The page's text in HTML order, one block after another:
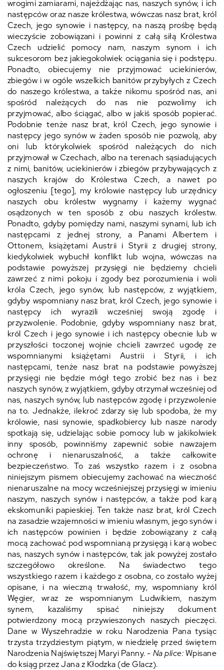
wrogimi zamiarami, najeżdżając nas, naszych synów, i ich
następców oraz nasze królestwa, wówczas nasz brat, król
Czech, jego synowie i następcy, na naszą prośbę będą
wieczyście zobowiązani i powinni z całą siłą Królestwa
Czech udzielić pomocy nam, naszym synom i ich
sukcesorom bez jakiegokolwiek ociągania się i podstępu.
Ponadto, obiecujemy nie przyjmować uciekinierów,
zbiegów i w ogóle wszelkich banitów przybyłych z Czech
do naszego królestwa, a także nikomu spośród nas, ani
spośród należących do nas nie pozwolimy ich
przyjmować, albo ściągać, albo w jakiś sposób popierać.
Podobnie tenże nasz brat, król Czech, jego synowie i
następcy jego synów w żaden sposób nie pozwolą, aby
oni lub którykolwiek spośród należących do nich
przyjmował w Czechach, albo na terenach sąsiadujących
z nimi, banitów, uciekinierów i zbiegów przybywających z
naszych krajów do Królestwa Czech, a nawet po
ogłoszeniu [tego], my królowie następcy lub urzędnicy
naszych obu królestw wygnamy i każemy wygnać
osądzonych w ten sposób z obu naszych królestw.
Ponadto, gdyby pomiędzy nami, naszymi synami, lub ich
następcami z jednej strony, a Panami Albertem i
Ottonem, książętami Austrii i Styrii z drugiej strony,
kiedykolwiek wybuchł konflikt lub wojna, wówczas na
podstawie powyższej przysięgi nie będziemy chcieli
zawrzeć z nimi pokoju i zgody bez porozumienia i woli
króla Czech, jego synów, lub następców, z wyjątkiem,
gdyby wspomniany nasz brat, król Czech, jego synowie i
następcy ich wyrazili wcześniej swoją zgodę i
przyzwolenie. Podobnie, gdyby wspomniany nasz brat,
król Czech i jego synowie i ich następcy obecnie lub w
przyszłości toczonej wojnie chcieli zawrzeć ugodę ze
wspomnianymi książętami Austrii i Styrii, i ich
następcami, tenże nasz brat na podstawie powyższej
przysięgi nie będzie mógł tego zrobić bez nas i bez
naszych synów, z wyjątkiem, gdyby otrzymał wcześniej od
nas, naszych synów, lub następców zgodę i przyzwolenie
na to. Jednakże, ilekroć zdarzy się lub spodoba, że my
królowie, nasi synowie, spadkobiercy lub nasze narody
spotkają się, udzielając sobie pomocy lub w jakikolwiek
inny sposób, powinniśmy zapewnić sobie nawzajem
ochronę i nienaruszalność, a także całkowite
bezpieczeństwo. To zaś wszystko razem i z osobna
niniejszym pismem obiecujemy zachować na wieczność
nienaruszalne na mocy wcześniejszej przysięgi w imieniu
naszym, naszych synów i następców, a także pod karą
ekskomuniki papieskiej. Ten także nasz brat, król Czech
na zasadzie wzajemności w imieniu własnym, jego synów i
ich następców powinien i będzie zobowiązany z całą
mocą zachować pod wspomnianą przysięgą i karą wobec
nas, naszych synów i następców, tak jak powyżej zostało
szczegółowo określone. Na świadectwo tego
wszystkiego razem i każdego z osobna, co zostało wyżej
opisane, i na wieczną trwałość, my, wspomniany król
Węgier, wraz ze wspomnianym Ludwikiem, naszym
synem, kazaliśmy spisać niniejszy dokument
potwierdzony mocą przywieszonych naszych pieczęci.
Dane w Wyszehradzie w roku Narodzenia Pana tysiąc
trzysta trzydziestym piątym, w niedzielę przed świętem
Narodzenia Najświętszej Maryi Panny. - Na plice:Wpisane
do ksiąg przez Jana z Kłodzka (de Glacz).